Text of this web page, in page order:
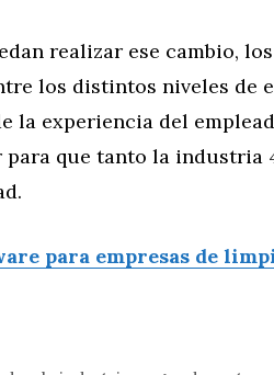
realizar ese cambio,
los distintos niveles de
la experiencia del
que tanto la industria
para empresas de